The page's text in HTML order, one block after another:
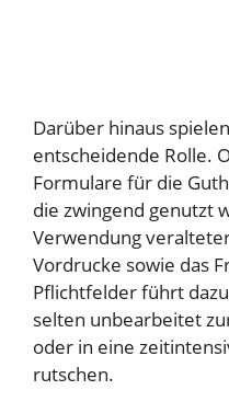
Darüber hinaus spielen
entscheidende Rolle.
Formulare für die
die zwingend genutzt
Verwendung
Vordrucke sowie das
Pflichtfelder führt
selten unbearbeitet
oder in eine
rutschen.